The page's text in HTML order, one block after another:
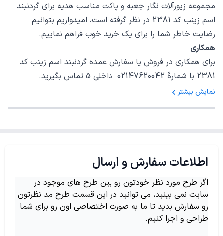
مجموعه زیورآلات نگار جعبه و پاکت مناسب هدیه برای گردنبند
اسم زینب کد 2381 در نظر گرفته است، امیدواریم بتوانیم
رضایت خاطر شما را برای یک خرید خوب فراهم نماییم.
همکاری
برای همکاری در فروش یا سفارش عمده گردنبند اسم زینب کد
2381 با شمارهٔ 02147620042 داخلی 5 تماس بگیرید.
نمایش بیشتر
اطلاعات سفارش و ارسال
اگر طرح مورد نظر خودتون رو بین طرح های موجود در
سایت نمی بینید، می توانید در این قسمت طرح مد نظرتون
رو سفارش بدید تا ما به صورت اختصاصی اون رو برای شما
طراحی و اجرا کنیم.